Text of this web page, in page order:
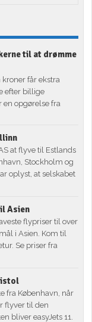
til at drømme
får ekstra
efter billige
en opgørelse fra
at flyve til Estlands
Stockholm og
oplyst, at selskabet
Asien
flypriser til over
i Asien. Kom til
Se priser fra
fra København, når
flyver til den
bliver easyJets 11.